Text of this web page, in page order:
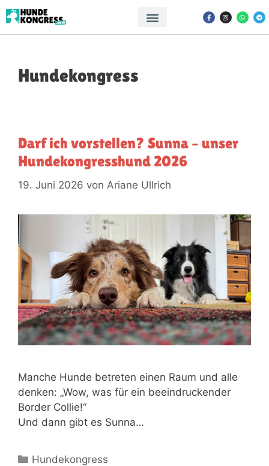
Hundekongress
Darf ich vorstellen? Sunna – unser
Hundekongresshund 2026
19. Juni 2026 von Ariane Ullrich
Manche Hunde betreten einen Raum und alle
denken: „Wow, was für ein beeindruckender
Border Collie!“
Und dann gibt es Sunna…
Hundekongress